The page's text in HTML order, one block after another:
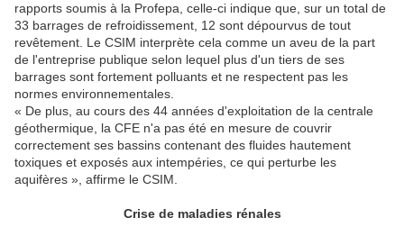
rapports soumis à la Profepa, celle-ci indique que, sur un total de
33 barrages de refroidissement, 12 sont dépourvus de tout
revêtement. Le CSIM interprète cela comme un aveu de la part
de l'entreprise publique selon lequel plus d'un tiers de ses
barrages sont fortement polluants et ne respectent pas les
normes environnementales.
« De plus, au cours des 44 années d'exploitation de la centrale
géothermique, la CFE n'a pas été en mesure de couvrir
correctement ses bassins contenant des fluides hautement
toxiques et exposés aux intempéries, ce qui perturbe les
aquifères », affirme le CSIM.
Crise de maladies rénales